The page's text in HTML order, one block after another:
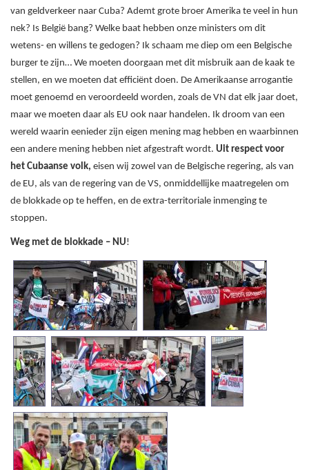
van geldverkeer naar Cuba? Ademt grote broer Amerika te veel in hun
nek? Is België bang? Welke baat hebben onze ministers om dit
wetens- en willens te gedogen? Ik schaam me diep om een Belgische
burger te zijn… We moeten doorgaan met dit misbruik aan de kaak te
stellen, en we moeten dat efficiënt doen. De Amerikaanse arrogantie
moet genoemd en veroordeeld worden, zoals de VN dat elk jaar doet,
maar we moeten daar als EU ook naar handelen. Ik droom van een
wereld waarin eenieder zijn eigen mening mag hebben en waarbinnen
een andere mening hebben niet afgestraft wordt. Uit respect voor
het Cubaanse volk, eisen wij zowel van de Belgische regering, als van
de EU, als van de regering van de VS, onmiddellijke maatregelen om
de blokkade op te heffen, en de extra-territoriale inmenging te
stoppen.
Weg met de blokkade – NU!